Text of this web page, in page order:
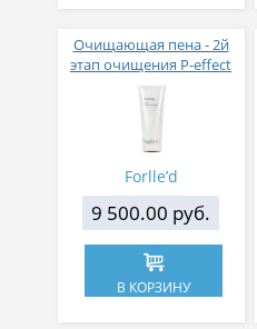
Очищающая пена - 2й
этап очищения P-effect
re-purerance wash РН 9.0-
11.0
Forlle’d
9 500.00 руб.
В КОРЗИНУ